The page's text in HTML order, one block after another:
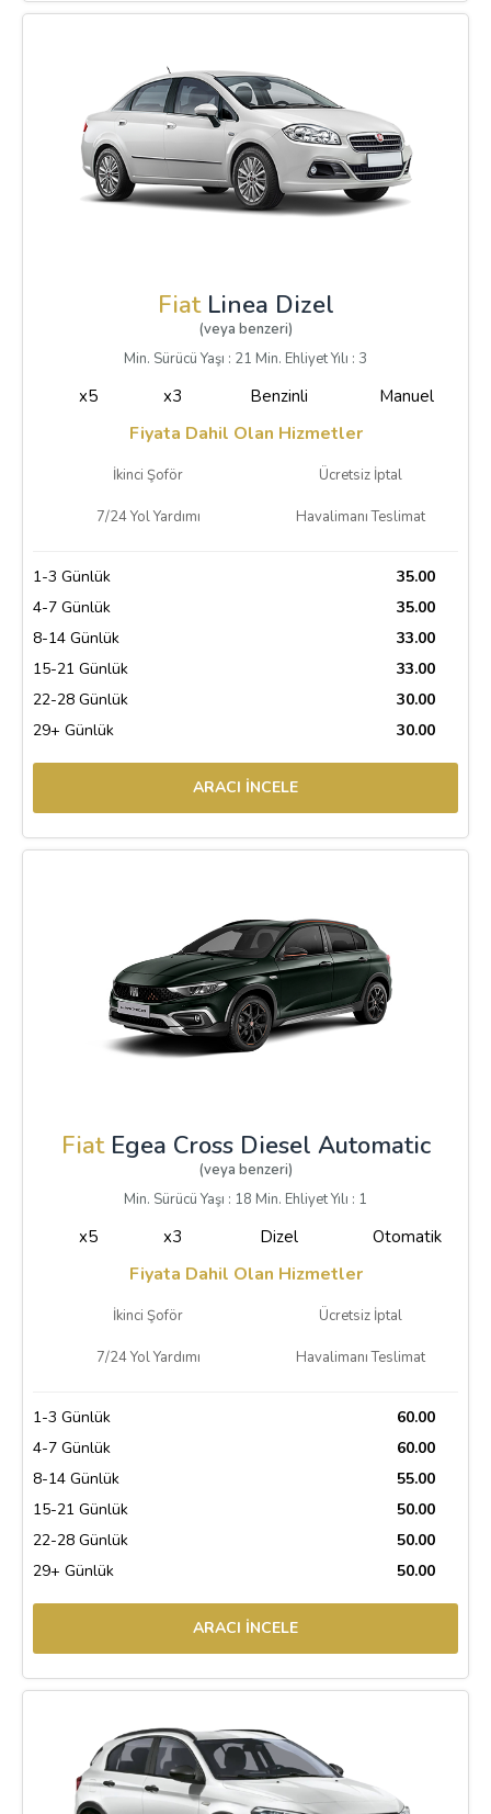
FiatLinea Dizel
(veya benzeri)
Min. Sürücü Yaşı : 21 Min. Ehliyet Yılı : 3
x5 x3 Benzinli Manuel
Fiyata Dahil Olan Hizmetler
İkinci Şoför Ücretsiz İptal
7/24 Yol Yardımı Havalimanı Teslimat
1-3 Günlük
35.00
4-7 Günlük
35.00
8-14 Günlük
33.00
15-21 Günlük
33.00
22-28 Günlük
30.00
29+ Günlük
30.00
ARACI İNCELE
FiatEgea Cross Diesel Automatic
(veya benzeri)
Min. Sürücü Yaşı : 18 Min. Ehliyet Yılı : 1
x5 x3 Dizel Otomatik
Fiyata Dahil Olan Hizmetler
İkinci Şoför Ücretsiz İptal
7/24 Yol Yardımı Havalimanı Teslimat
1-3 Günlük
60.00
4-7 Günlük
60.00
8-14 Günlük
55.00
15-21 Günlük
50.00
22-28 Günlük
50.00
29+ Günlük
50.00
ARACI İNCELE